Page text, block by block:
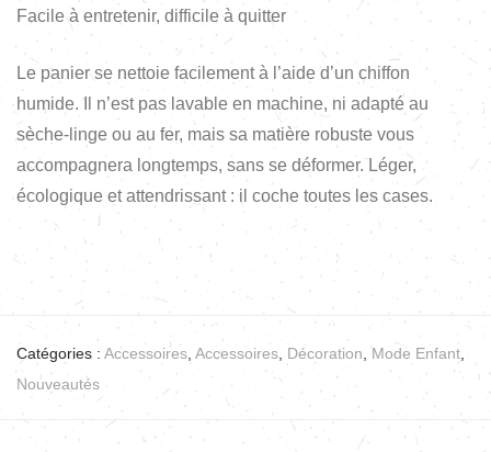
Facile à entretenir, difficile à quitter
Le panier se nettoie facilement à l’aide d’un chiffon
humide. Il n’est pas lavable en machine, ni adapté au
sèche-linge ou au fer, mais sa matière robuste vous
accompagnera longtemps, sans se déformer. Léger,
écologique et attendrissant : il coche toutes les cases.
Catégories : Accessoires Accessoires Décoration Mode Enfant
Nouveautés